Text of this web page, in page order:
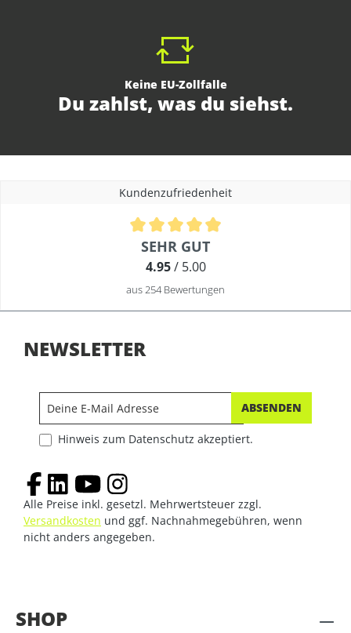
Keine EU-Zollfalle
Du zahlst, was du siehst.
Kundenzufriedenheit
Durchschnittliche Bewertung von 4.9 von 5 Sternen
SEHR GUT
4.95/ 5.00
aus 254 Bewertungen
SHOP
NEWSLETTER
ABSENDEN
Hinweis zum Datenschutz akzeptiert.
Alle Preise inkl. gesetzl. Mehrwertsteuer zzgl.
Versandkosten und ggf. Nachnahmegebühren, wenn
nicht anders angegeben.